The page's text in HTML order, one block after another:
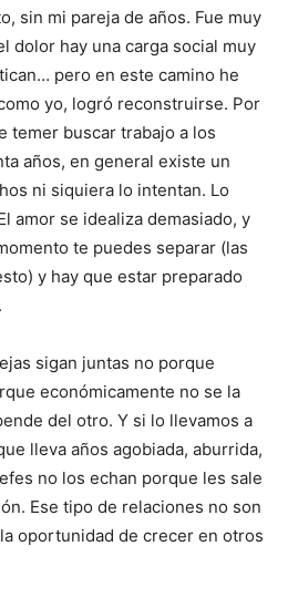
sin mi pareja de años. Fue muy
dolor hay una carga social muy
pero en este camino he
yo, logró reconstruirse. Por
temer buscar trabajo a los
años, en general existe un
ni siquiera lo intentan. Lo
amor se idealiza demasiado, y
te puedes separar (las
y hay que estar preparado
sigan juntas no porque
económicamente no se la
del otro. Y si lo llevamos a
lleva años agobiada, aburrida,
no los echan porque les sale
Ese tipo de relaciones no son
oportunidad de crecer en otros